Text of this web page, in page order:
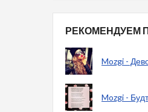
РЕКОМЕНДУЕМ
Mozgi -
Mozgi -